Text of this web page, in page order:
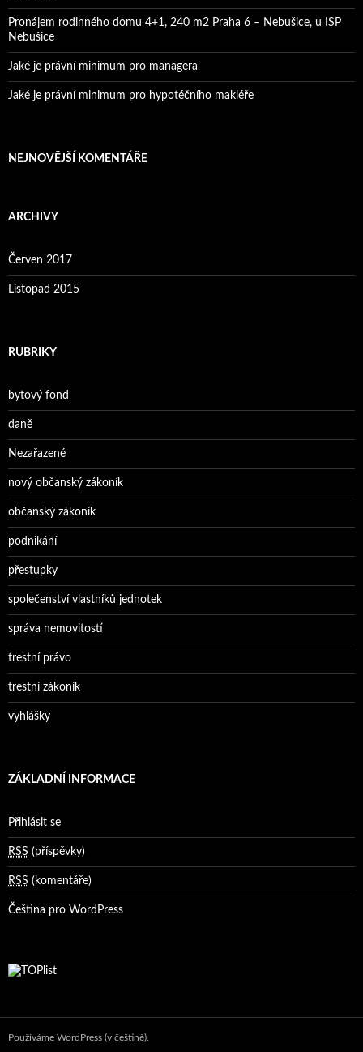
Pronájem rodinného domu 4+1, 240 m2 Praha 6 – Nebušice, u ISP
Nebušice
Jaké je právní minimum pro managera
Jaké je právní minimum pro hypotéčního makléře
NEJNOVĚJŠÍ KOMENTÁŘE
ARCHIVY
Červen 2017
Listopad 2015
RUBRIKY
bytový fond
daně
Nezařazené
nový občanský zákoník
občanský zákoník
podnikání
přestupky
společenství vlastníků jednotek
správa nemovitostí
trestní právo
trestní zákoník
vyhlášky
ZÁKLADNÍ INFORMACE
Přihlásit se
RSS (příspěvky)
RSS (komentáře)
Čeština pro WordPress
Používáme WordPress (v češtině).